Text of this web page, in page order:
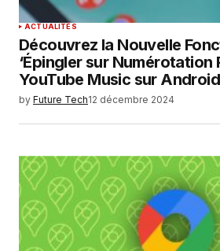
ACTUALITÉS
Découvrez la Nouvelle
‘Épingler sur Numérotation
YouTube Music sur
by Future Tech12 décembre 2024